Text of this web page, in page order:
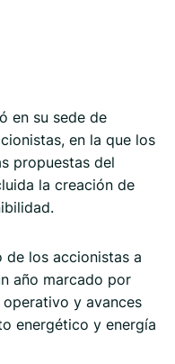
en su sede de
en la que los
propuestas del
la creación de
de los accionistas a
año marcado por
y avances
energético y energía